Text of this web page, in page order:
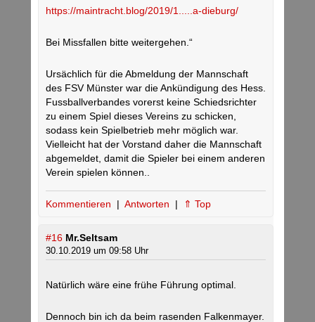
https://maintracht.blog/2019/1.....a-dieburg/
Bei Missfallen bitte weitergehen.“
Ursächlich für die Abmeldung der Mannschaft
des FSV Münster war die Ankündigung des Hess.
Fussballverbandes vorerst keine Schiedsrichter
zu einem Spiel dieses Vereins zu schicken,
sodass kein Spielbetrieb mehr möglich war.
Vielleicht hat der Vorstand daher die Mannschaft
abgemeldet, damit die Spieler bei einem anderen
Verein spielen können..
Kommentieren | Antworten | ⇑ Top
#16 Mr.Seltsam
30.10.2019 um 09:58 Uhr
Natürlich wäre eine frühe Führung optimal.
Dennoch bin ich da beim rasenden Falkenmayer.